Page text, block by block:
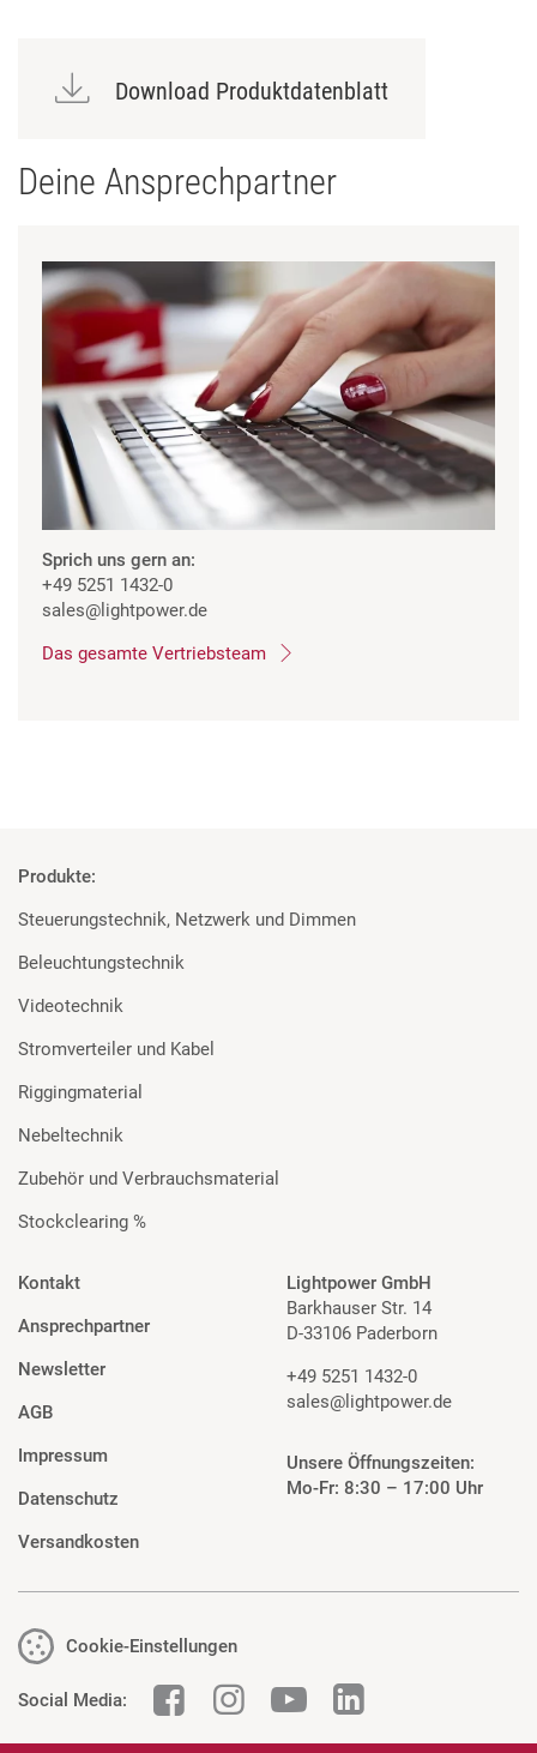
Download Produktdatenblatt
Deine Ansprechpartner
Sprich uns gern an:
+49 5251 1432-0
sales@lightpower.de
Das gesamte Vertriebsteam
Produkte:
Steuerungstechnik, Netzwerk und Dimmen
Beleuchtungstechnik
Videotechnik
Stromverteiler und Kabel
Riggingmaterial
Nebeltechnik
Zubehör und Verbrauchsmaterial
Stockclearing %
Kontakt
Ansprechpartner
Newsletter
AGB
Impressum
Datenschutz
Versandkosten
Lightpower GmbH
Barkhauser Str. 14
D-33106 Paderborn
+49 5251 1432-0
sales@lightpower.de
Unsere Öffnungszeiten:
Mo-Fr: 8:30 – 17:00 Uhr
Cookie-Einstellungen
Social Media: